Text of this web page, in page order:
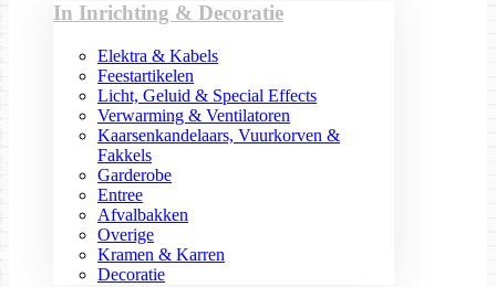
In Inrichting & Decoratie
Elektra & Kabels
Feestartikelen
Licht, Geluid & Special Effects
Verwarming & Ventilatoren
Kaarsenkandelaars, Vuurkorven &
Fakkels
Garderobe
Entree
Afvalbakken
Overige
Kramen & Karren
Decoratie